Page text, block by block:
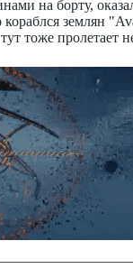
на борту,
кораблся землян
тоже пролетает